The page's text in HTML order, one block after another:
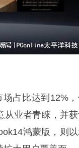
占比达到12%
从业者青睐，并
鸿蒙版，则